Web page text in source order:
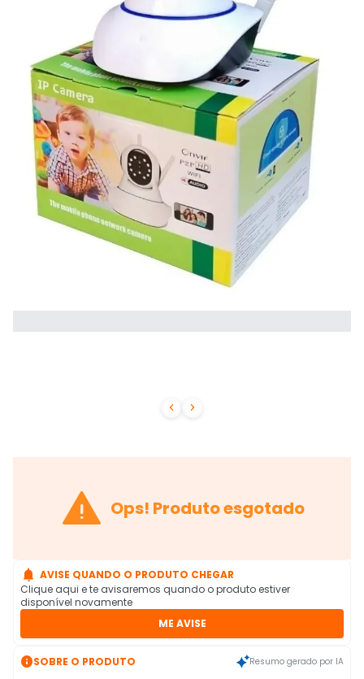
 
 Ops! Produto esgotado
 AVISE QUANDO O PRODUTO CHEGAR
Clique aqui e te avisaremos quando o produto estiver
disponível novamente
ME AVISE
SOBRE O PRODUTO Resumo gerado por IA